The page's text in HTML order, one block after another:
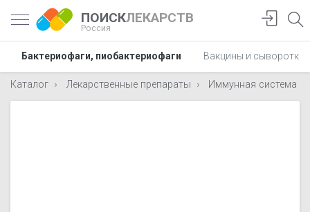
ПОИСКЛЕКАРСТВ
Россия
Бактериофаги, пиобактериофаги Вакцины и сыворотки
Каталог Лекарственные препараты Иммунная система